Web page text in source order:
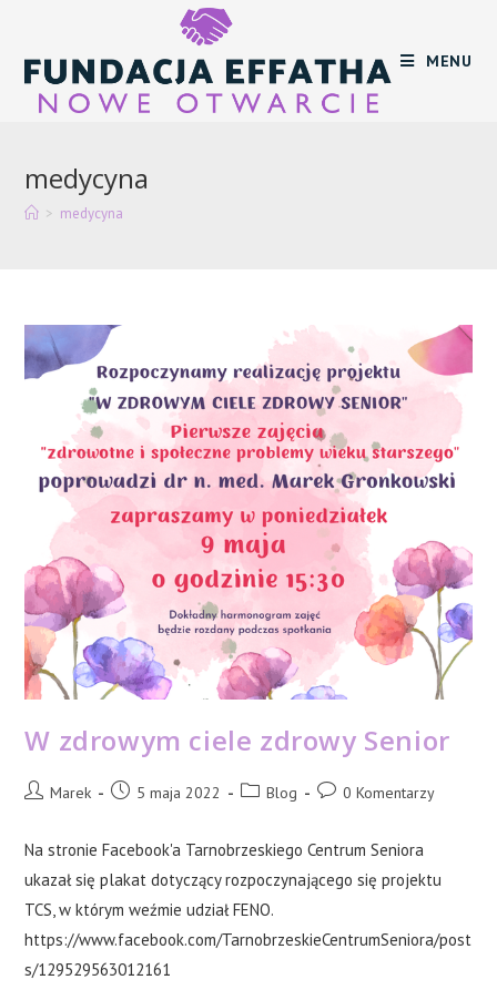
content
MENU
medycyna
> medycyna
W zdrowym ciele zdrowy Senior
PostMarek
Post5 maja 2022
PostBlog
Post0 Komentarzy
Na stronie Facebook'a Tarnobrzeskiego Centrum Seniora
ukazał się plakat dotyczący rozpoczynającego się projektu
TCS, w którym weźmie udział FENO.
https://www.facebook.com/TarnobrzeskieCentrumSeniora/post
s/129529563012161